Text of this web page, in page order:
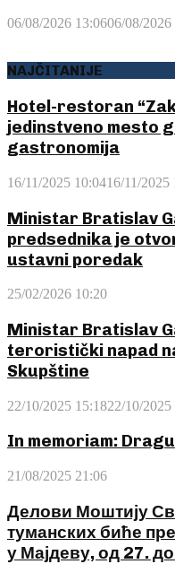
06/08/2026 13:0606/08/2026
NAJČITANIJE
Hotel-restoran
jedinstveno mesto
gastronomija
16/11/2025 10:0416/11/2025
Ministar Bratislav
predsednika je
ustavni poredak
25/02/2026 10:20
Ministar Bratislav
teroristički napad
Skupštine
22/10/2025 15:1822/10/2025
In memoriam:
21/08/2025 21:06
Делови Моштију
туманских биће
у Мајдеву, од 27.